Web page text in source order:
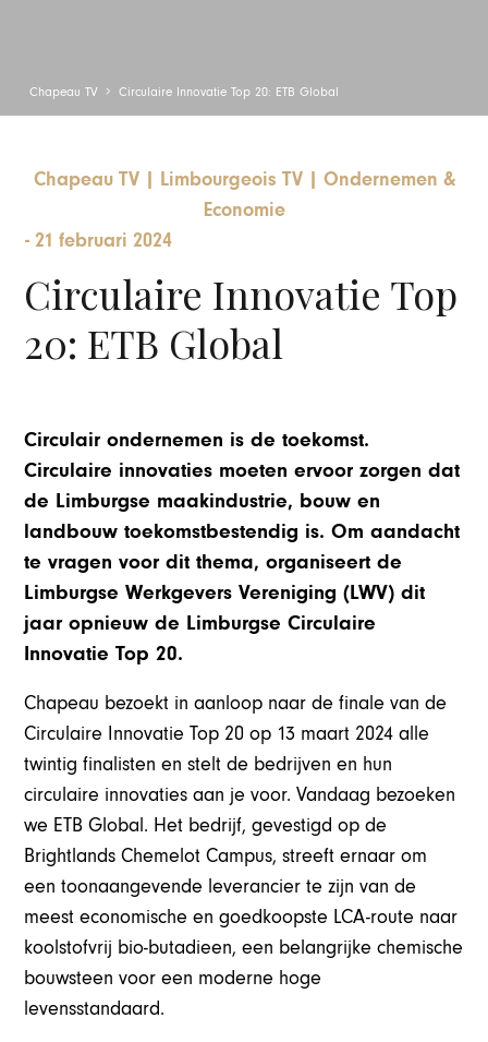
Chapeau TV Circulaire Innovatie Top 20: ETB Global
Chapeau TV Limbourgeois TV
Ondernemen &
Economie
-21 februari 2024
Circulaire Innovatie Top
20: ETB Global
Circulair ondernemen is de toekomst.
Circulaire innovaties moeten ervoor zorgen dat
de Limburgse maakindustrie, bouw en
landbouw toekomstbestendig is. Om aandacht
te vragen voor dit thema, organiseert de
Limburgse Werkgevers Vereniging (LWV) dit
jaar opnieuw de Limburgse Circulaire
Innovatie Top 20.
Chapeau bezoekt in aanloop naar de finale van de
Circulaire Innovatie Top 20 op 13 maart 2024 alle
twintig finalisten en stelt de bedrijven en hun
circulaire innovaties aan je voor. Vandaag bezoeken
we ETB Global. Het bedrijf, gevestigd op de
Brightlands Chemelot Campus, streeft ernaar om
een toonaangevende leverancier te zijn van de
meest economische en goedkoopste LCA-route naar
koolstofvrij bio-butadieen, een belangrijke chemische
bouwsteen voor een moderne hoge
levensstandaard.